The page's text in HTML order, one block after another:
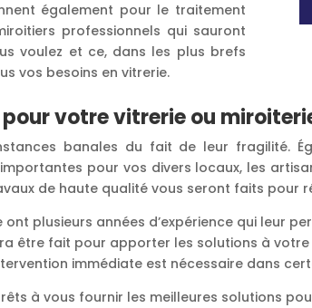
également pour le traitement
professionnels qui sauront
voulez et ce, dans les plus brefs
vos besoins en vitrerie.
votre vitrerie ou
banales du fait de leur fragilité.
pour vos divers locaux, les
de haute qualité vous seront faits pour
plusieurs années d’expérience qui leur
être fait pour apporter les solutions à votre
immédiate est nécessaire dans
à vous fournir les meilleures solutions